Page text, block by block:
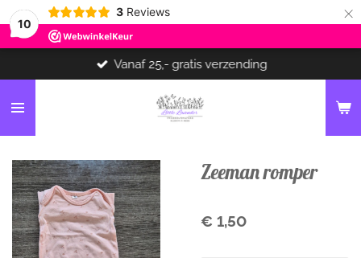
10
3 Reviews ×
Vanaf 25,- gratis verzending
Zeeman romper
€ 1,50